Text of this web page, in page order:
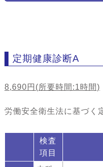
定期健康診断A
8,690円(所要時間:1時間)
労働安全衛生法に基づく
検査
項目